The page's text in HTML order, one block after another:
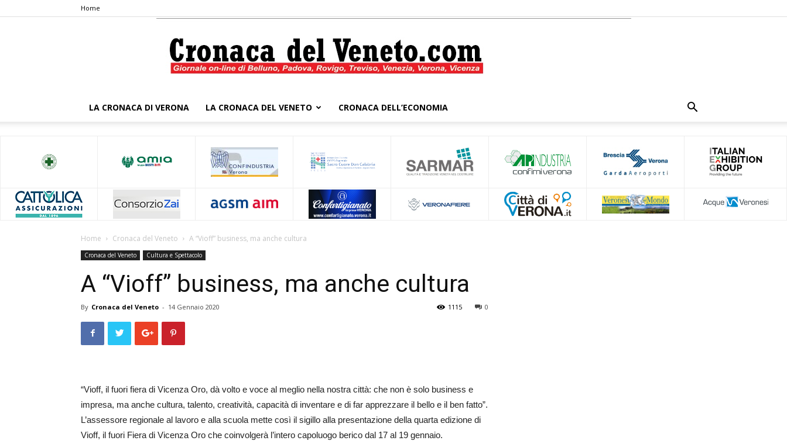
Home
Veneto
LA CRONACA DI VERONA LA CRONACA DEL VENETO CRONACA DELL’ECONOMIA
Home Cronaca del Veneto A “Vioff” business, ma anche cultura
Cronaca del Veneto Cultura e Spettacolo
A “Vioff” business, ma anche cultura
By Cronaca del Veneto - 14 Gennaio 2020 0
1115
“Vioff, il fuori fiera di Vicenza Oro, dà volto e voce al meglio nella nostra città: che non è solo business e
impresa, ma anche cultura, talento, creatività, capacità di inventare e di far apprezzare il bello e il ben fatto”.
L’assessore regionale al lavoro e alla scuola mette così il sigillo alla presentazione della quarta edizione di
Vioff, il fuori Fiera di Vicenza Oro che coinvolgerà l’intero capoluogo berico dal 17 al 19 gennaio.